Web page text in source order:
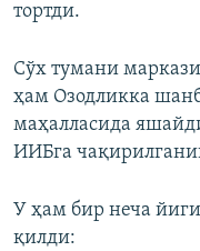
тортди.
Сўх тумани
ҳам Озодликка
маҳалласида
ИИБга
У ҳам бир неча
қилди: